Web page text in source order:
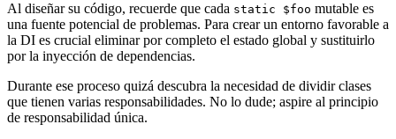
Al diseñar su código, recuerde que cada static $foo mutable es
una fuente potencial de problemas. Para crear un entorno favorable a
la DI es crucial eliminar por completo el estado global y sustituirlo
por la inyección de dependencias.
Durante ese proceso quizá descubra la necesidad de dividir clases
que tienen varias responsabilidades. No lo dude; aspire al principio
de responsabilidad única.